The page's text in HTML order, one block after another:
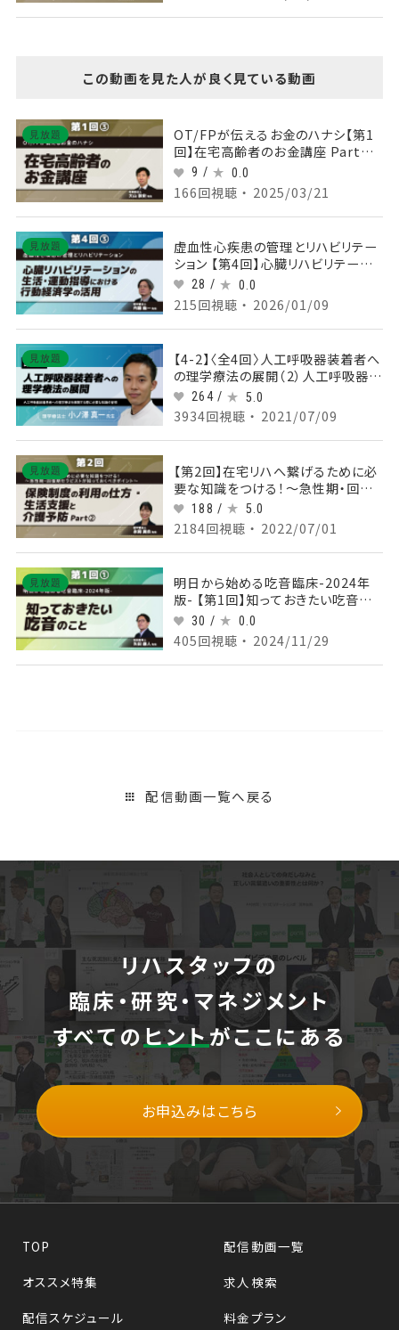
この動画を見た人が良く見ている動画
見放題
OT/FPが伝えるお金のハナシ【第1
回】在宅高齢者のお金講座 Part③
介護費と年金
9 / 0.0
166回視聴 ・ 2025/03/21
見放題
虚血性心疾患の管理とリハビリテー
ション 【第4回】心臓リハビリテーショ
ンの生活・運動指導における行動経
済学の活用 Part③行動経済学：健
康行動への新たな視点
28 / 0.0
215回視聴 ・ 2026/01/09
見放題
【4-2】〈全4回〉人工呼吸器装着者へ
の理学療法の展開（2）人工呼吸器装
着患者への理学療法を展開する際
に必要な知識の習得
264 / 5.0
3934回視聴 ・ 2021/07/09
見放題
【第2回】在宅リハへ繋げるために必
要な知識をつける！～急性期・回復
期セラピストが知っておくべきポイン
ト～ 保険制度の利用の仕方 ・生活
支援と介護予防 Part②
188 / 5.0
2184回視聴 ・ 2022/07/01
見放題
明日から始める吃音臨床-2024年
版- 【第1回】知っておきたい吃音のこ
と Part①吃音の基礎知識：疫学と
その病態
30 / 0.0
405回視聴 ・ 2024/11/29
配信動画一覧へ戻る
リハスタッフの
臨床・研究・マネジメント
すべてのヒントがここにある
お申込みはこちら
TOP
配信動画一覧
オススメ特集
求人検索
配信スケジュール
料金プラン